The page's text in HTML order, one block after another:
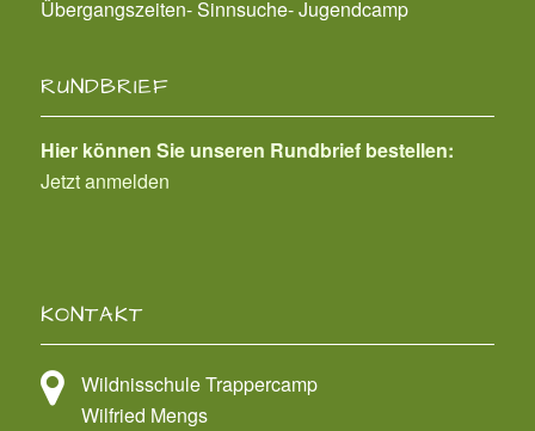
Übergangszeiten- Sinnsuche- Jugendcamp
RUNDBRIEF
Hier können Sie unseren Rundbrief bestellen:
Jetzt anmelden
KONTAKT
Wildnisschule Trappercamp
Wilfried Mengs